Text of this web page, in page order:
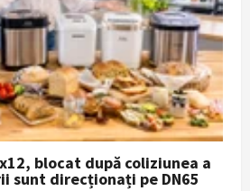
blocat după coliziunea a
sunt direcționați pe DN65